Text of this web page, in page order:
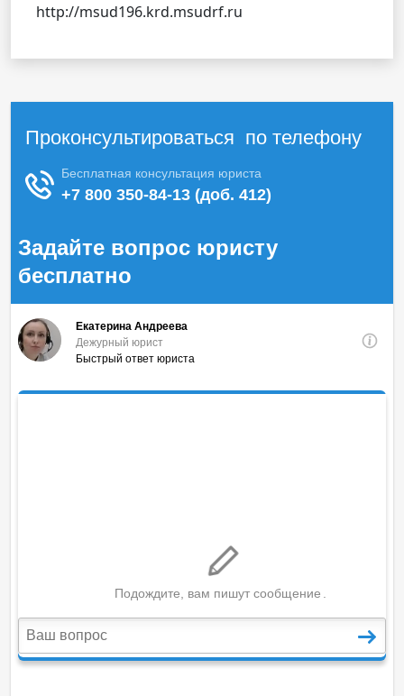
http://msud196.krd.msudrf.ru